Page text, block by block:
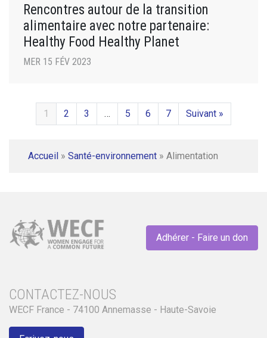
Rencontres autour de la transition
alimentaire avec notre partenaire:
Healthy Food Healthy Planet
MER 15 FÉV 2023
1 2 3 … 5 6 7 Suivant »
Accueil » Santé-environnement » Alimentation
Adhérer - Faire un don
CONTACTEZ-NOUS
WECF France - 74100 Annemasse - Haute-Savoie